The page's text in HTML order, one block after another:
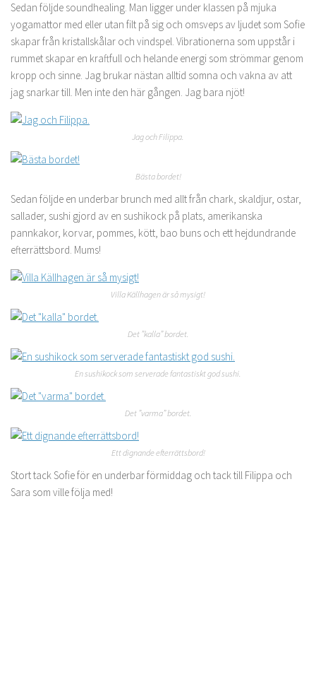
Sedan följde soundhealing. Man ligger under klassen på mjuka
yogamattor med eller utan filt på sig och omsveps av ljudet som Sofie
skapar från kristallskålar och vindspel. Vibrationerna som uppstår i
rummet skapar en kraftfull och helande energi som strömmar genom
kropp och sinne. Jag brukar nästan alltid somna och vakna av att
jag snarkar till. Men inte den här gången. Jag bara njöt!
Jag och Filippa.
Bästa bordet!
Sedan följde en underbar brunch med allt från chark, skaldjur, ostar,
sallader, sushi gjord av en sushikock på plats, amerikanska
pannkakor, korvar, pommes, kött, bao buns och ett hejdundrande
efterrättsbord. Mums!
Villa Källhagen är så mysigt!
Det ”kalla” bordet.
En sushikock som serverade fantastiskt god sushi.
Det ”varma” bordet.
Ett dignande efterrättsbord!
Stort tack Sofie för en underbar förmiddag och tack till Filippa och
Sara som ville följa med!